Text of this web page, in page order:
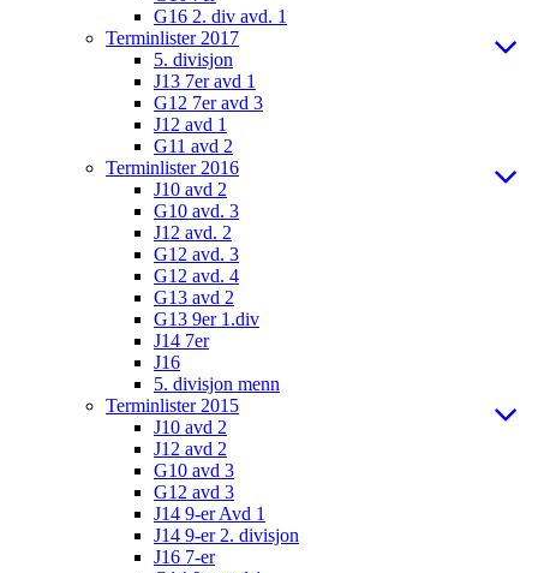
G16 2. div avd. 1
Terminlister 2017
5. divisjon
J13 7er avd 1
G12 7er avd 3
J12 avd 1
G11 avd 2
Terminlister 2016
J10 avd 2
G10 avd. 3
J12 avd. 2
G12 avd. 3
G12 avd. 4
G13 avd 2
G13 9er 1.div
J14 7er
J16
5. divisjon menn
Terminlister 2015
J10 avd 2
J12 avd 2
G10 avd 3
G12 avd 3
J14 9-er Avd 1
J14 9-er 2. divisjon
J16 7-er